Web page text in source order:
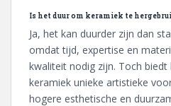
Is het duur om keramiek te
Ja, het kan duurder zijn dan
omdat tijd, expertise en
kwaliteit nodig zijn. Toch biedt
keramiek unieke artistieke
hogere esthetische en